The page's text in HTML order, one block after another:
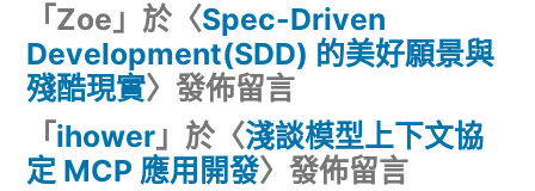
「 Zoe 」於〈Spec-Driven
Development(SDD) 的美好願景與
殘酷現實〉發佈留言
「 ihower 」於〈淺談模型上下文協
定 MCP 應用開發〉發佈留言